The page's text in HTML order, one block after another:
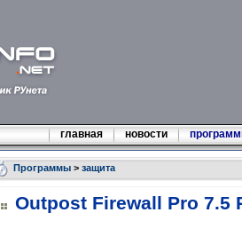
главная новости
Программы> защита
Outpost Firewall Pro 7.5